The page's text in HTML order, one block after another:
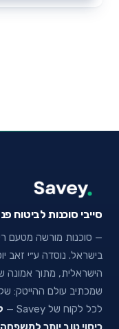
סייבי סוכנות לביטוח פנסיוני
— סוכנות מורשה מטעם
הישראלית, מתוך
שמכתיב עולם ההייטק:
לכל לקוח של Savey —